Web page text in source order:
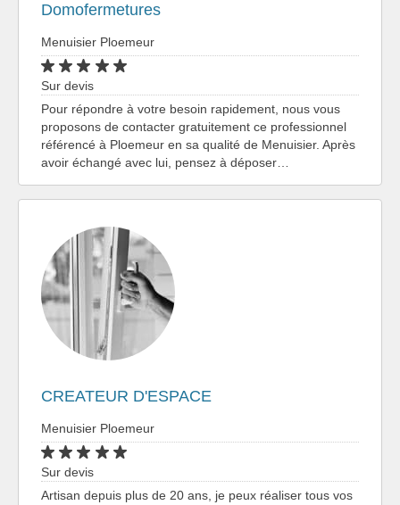
Domofermetures
Menuisier Ploemeur
Sur devis
Pour répondre à votre besoin rapidement, nous vous
proposons de contacter gratuitement ce professionnel
référencé à Ploemeur en sa qualité de Menuisier. Après
avoir échangé avec lui, pensez à déposer…
CREATEUR D'ESPACE
Menuisier Ploemeur
Sur devis
Artisan depuis plus de 20 ans, je peux réaliser tous vos